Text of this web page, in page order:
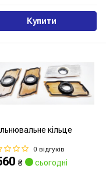
Купити
кільце
0 відгуків
₴ сьогодні